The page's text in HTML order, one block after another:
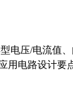
电压/电流值
用电路设计要